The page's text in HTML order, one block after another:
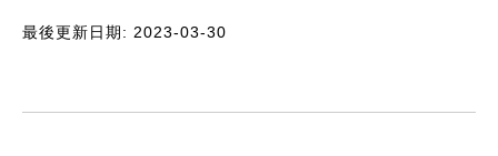
最後更新日期: 2023-03-30